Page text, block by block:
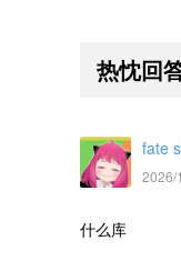
热忱回
fate
2026/
什么库